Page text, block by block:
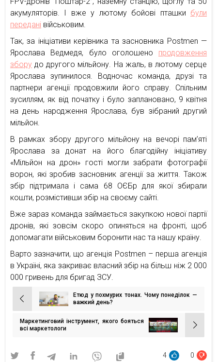
акумуляторів. І вже у лютому бойові пташки були
передані військовим.
Так, за ініціативи керівника та засновника Postmen —
Ярослава Ведмедя, було оголошено продовження
збору до другого мільйону. На жаль, в лютому серце
Ярослава зупинилося. Водночас команда, друзі та
партнери агенції продовжили його справу. Спільним
зусиллям, як від початку і було заплановано, 9 квітня
на день народження Ярослава, був зібраний другий
мільйон.
В рамках збору другого мільйону на вечорі пам’яті
Ярослава за донат на його благодійну ініціативу
«Мільйон на дрон» гості могли забрати фотографії
ворон, які зробив засновник агенції за життя. Також
збір підтримала і сама 68 ОЄБр для якої збирали
кошти, розмістивши збір на своєму сайті.
Вже зараз команда займається закупкою нової партії
дронів, які зовсім скоро опиняться на фронті, щоб
допомагати військовим боронити нас та нашу країну.
Варто зазначити, що агенція Postmen – перша агенція
в Україні, яка закриває власний збір на більш ніж 2 000
000 гривень для бригад ЗСУ.
Навігація
записів
Етюд у похмурих тонах. Чому понеділок —
важкий день?
Маркетинговий інструмент, якого бояться
всі маркетологи
4 0